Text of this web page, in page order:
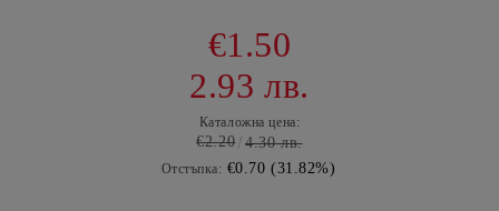
€1.50
2.93 лв.
Каталожна цена:
€2.20 4.30 лв.
Отстъпка: €0.70 (31.82%)